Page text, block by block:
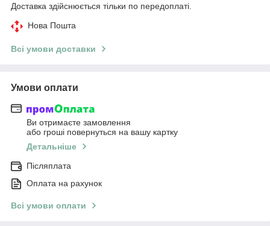
Доставка здійснюється тільки по передоплаті.
Нова Пошта
Всі умови доставки
Умови оплати
Ви отримаєте замовлення
або гроші повернуться на вашу картку
Детальніше
Післяплата
Оплата на рахунок
Всі умови оплати